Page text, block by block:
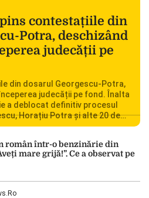
contestațiile din
Potra, deschizând
judecății pe
din dosarul Georgescu-Potra,
judecății pe fond. Înalta
a deblocat definitiv procesul
Horațiu Potra și alte 20 de
îndreptate împotriva
din camera preliminară,
au […]
român într-o benzinărie din
mare grijă!”. Ce a observat pe